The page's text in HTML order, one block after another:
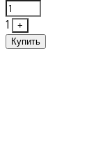
1
+
Купить